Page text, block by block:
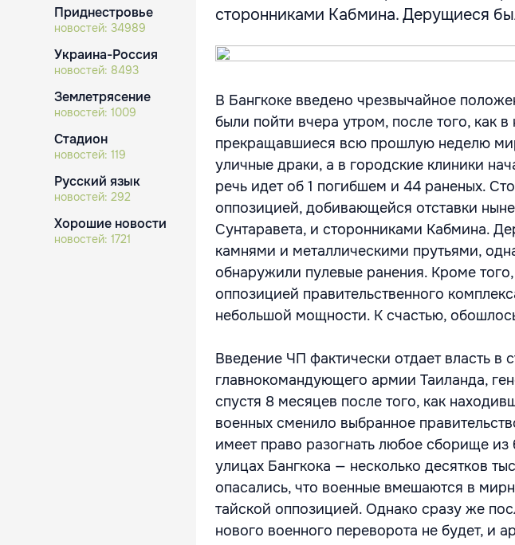
Приднестровье
новостей: 34989
Украина-Россия
новостей: 8493
Землетрясение
новостей: 1009
Стадион
новостей: 119
Русский язык
новостей: 292
Хорошие новости
новостей: 1721
сторонниками Кабмина. Дерущиеся
В Бангкоке введено чрезвычайное
были пойти вчера утром, после того, как
прекращавшиеся всю прошлую неделю
уличные драки, а в городские клиники
речь идет об 1 погибшем и 44 раненых.
оппозицией, добивающейся отставки
Сунтаравета, и сторонниками Кабмина.
камнями и металлическими прутьями,
обнаружили пулевые ранения. Кроме
оппозицией правительственного
небольшой мощности. К счастью,
Введение ЧП фактически отдает власть в
главнокомандующего армии Таиланда,
спустя 8 месяцев после того, как
военных сменило выбранное
имеет право разогнать любое сборище
улицах Бангкока — несколько десятков
опасались, что военные вмешаются в
тайской оппозицией. Однако сразу же
нового военного переворота не будет, и